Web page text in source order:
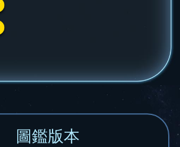
圖鑑版本